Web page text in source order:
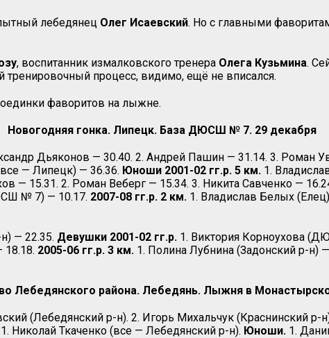
лебедянец Олег Исаевский. Но с главными
, воспитанник измалковского тренера Олега Кузьмина.
тренировочный процесс, видимо, ещё не вписался.
фаворитов на лыжне.
Новогодняя гонка. Липецк. База ДЮСШ № 7. 29 декабря
Дьяконов — 30.40. 2. Андрей Пашин — 31.14. 3. Роман
— Липецк) — 36.36. Юноши 2001-02 гг.р. 5 км. 1.
— 15.31. 2. Роман Веберг — 15.34. 3. Никита Савченко —
№ 7) — 10.17. 2007-08 гг.р. 2 км. 1. Владислав Белых
— 22.35. Девушки 2001-02 гг.р. 1. Виктория Корноухова
2005-06 гг.р. 3 км. 1. Полина Лубнина (Задонский р-н)
Лебедянского района. Лебедянь. Лыжня в
(Лебедянский р-н). 2. Игорь Михальчук (Краснинский р-
1. Николай Ткаченко (все — Лебедянский р-н). Юноши. 1.